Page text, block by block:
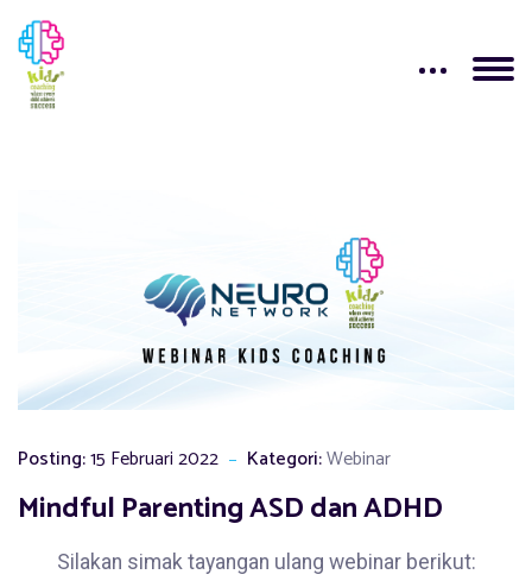
Posting:15 Februari 2022 Kategori:Webinar
Mindful Parenting ASD dan ADHD
Silakan simak tayangan ulang webinar berikut: